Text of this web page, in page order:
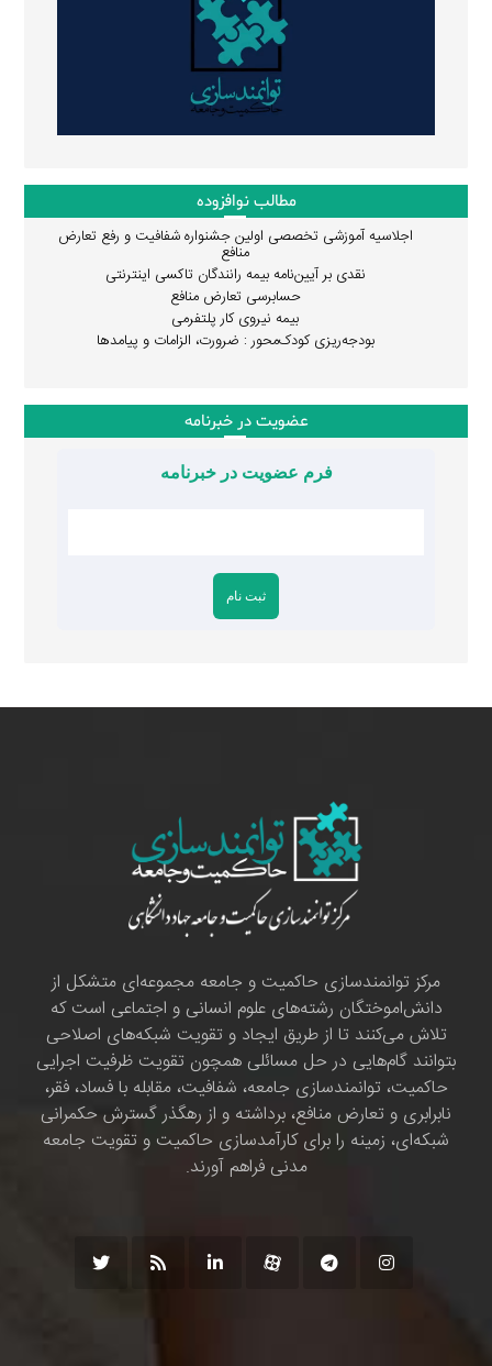
مطالب نوافزوده
اجلاسیه آموزشی تخصصی اولین جشنواره شفافیت و رفع تعارض
منافع
نقدی بر آیین‌نامه بیمه رانندگان تاکسی اینترنتی
حسابرسی تعارض منافع
بیمه نیروی کار پلتفرمی
بودجه‌ریزی کودک‌محور : ضرورت، الزامات و پیامدها
عضویت در خبرنامه
فرم عضویت در خبرنامه
مرکز توانمندسازی حاکمیت و جامعه مجموعه‌ای متشکل از
دانش‌اموختگان رشته‌های علوم انسانی و اجتماعی است که
تلاش می‌کنند تا از طریق ایجاد و تقویت شبکه‌های اصلاحی
بتوانند گام‌هایی در حل مسائلی همچون تقویت ظرفیت اجرایی
حاکمیت، توانمندسازی جامعه، شفافیت، مقابله با فساد، فقر،
نابرابری و تعارض منافع، برداشته و از رهگذر گسترش حکمرانی
شبکه‌ای، زمینه را برای کارآمدسازی حاکمیت و تقویت جامعه
مدنی فراهم آورند.